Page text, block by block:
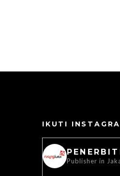
IKUTI
Publisher in